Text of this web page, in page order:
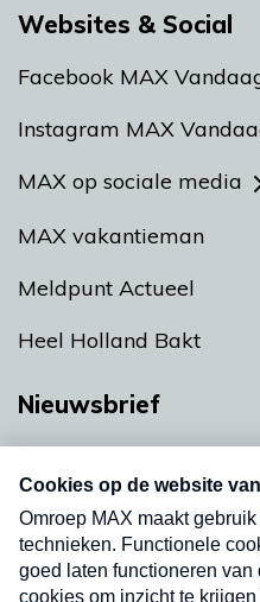
Websites & Social
Facebook MAX
Instagram MAX
MAX op sociale media
MAX vakantieman
Meldpunt Actueel
Heel Holland Bakt
Nieuwsbrief
nieuwsbrief. Elke
uw mailbox.